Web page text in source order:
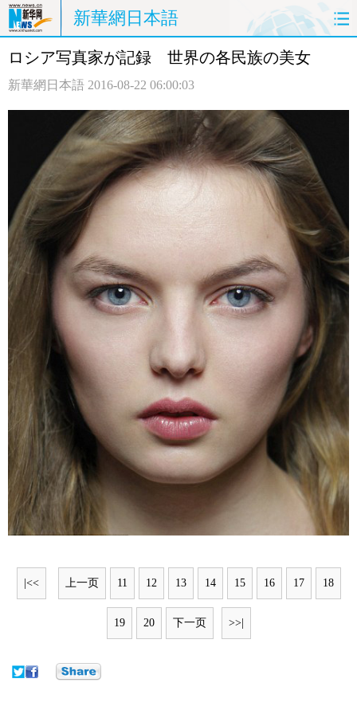
新華網日本語
ホームページ 政治 経済
観光 評論 写真
中日対訳
ロシア写真家が記録 世界の各民族の美女
新華網日本語 2016-08-22 06:00:03
|<< 上一页 11 12 13 14 15 16 17 18
19 20 下一页 >>|